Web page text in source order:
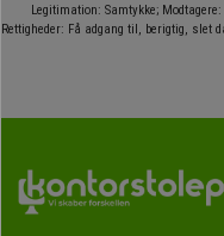
Legitimation: Samtykke;
Rettigheder: Få adgang til, berigtig, slet